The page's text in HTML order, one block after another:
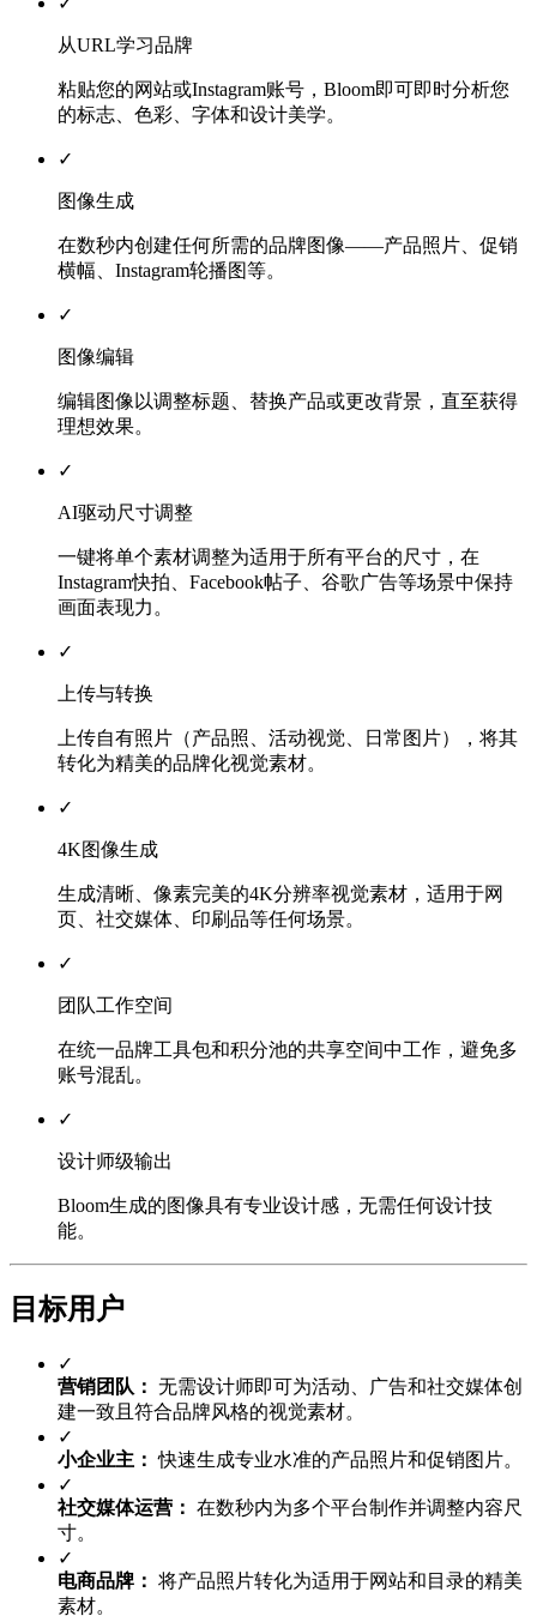
从URL学习品牌
粘贴您的网站或Instagram账号，Bloom即可即时分析您
的标志、色彩、字体和设计美学。
✓
图像生成
在数秒内创建任何所需的品牌图像——产品照片、促销
横幅、Instagram轮播图等。
✓
图像编辑
编辑图像以调整标题、替换产品或更改背景，直至获得
理想效果。
✓
AI驱动尺寸调整
一键将单个素材调整为适用于所有平台的尺寸，在
Instagram快拍、Facebook帖子、谷歌广告等场景中保持
画面表现力。
✓
上传与转换
上传自有照片（产品照、活动视觉、日常图片），将其
转化为精美的品牌化视觉素材。
✓
4K图像生成
生成清晰、像素完美的4K分辨率视觉素材，适用于网
页、社交媒体、印刷品等任何场景。
✓
团队工作空间
在统一品牌工具包和积分池的共享空间中工作，避免多
账号混乱。
✓
设计师级输出
Bloom生成的图像具有专业设计感，无需任何设计技
能。
目标用户
✓
营销团队： 无需设计师即可为活动、广告和社交媒体创
建一致且符合品牌风格的视觉素材。
✓
小企业主： 快速生成专业水准的产品照片和促销图片。
✓
社交媒体运营： 在数秒内为多个平台制作并调整内容尺
寸。
✓
电商品牌： 将产品照片转化为适用于网站和目录的精美
素材。